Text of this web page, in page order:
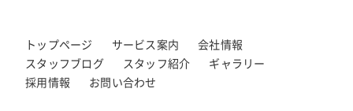
トップページ サービス案内
会社情報
スタッフブログ
スタッフ紹介
ギャラリー
採用情報
お問い合わせ